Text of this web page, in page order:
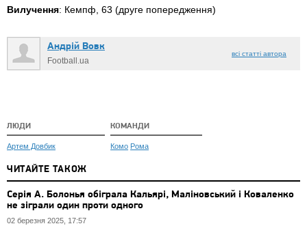
Вилучення: Кемпф, 63 (друге попередження)
Андрій Вовк
Football.ua
всі статті автора
ЛЮДИ
Артем Довбик
КОМАНДИ
Комо Рома
ЧИТАЙТЕ ТАКОЖ
Серія А. Болонья обіграла Кальярі, Маліновський і Коваленко
не зіграли один проти одного
02 березня 2025, 17:57